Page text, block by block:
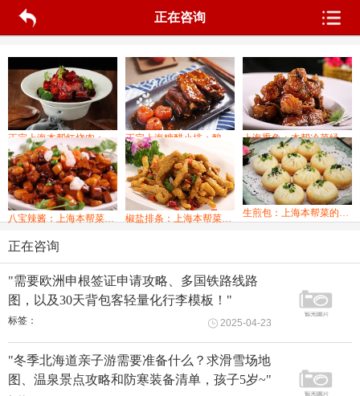
正在咨询
正宗上海本帮红烧肉：经典传承·甜香软糯的地道做法与餐厅推荐 上海熏鱼：本帮冷菜经典，酱香浓郁的老味道
椒盐排条：上海本帮菜的经典小吃，外酥里嫩，香气扑鼻 生煎包：上海本帮菜的经典小吃，外酥里嫩，香气扑鼻
正在咨询
"需要欧洲申根签证申请攻略、多国铁路线路
图，以及30天背包客轻量化行李模板！"
2025-04-23
标签：
"冬季北海道亲子游需要准备什么？求滑雪场地
图、温泉景点攻略和防寒装备清单，孩子5岁~"